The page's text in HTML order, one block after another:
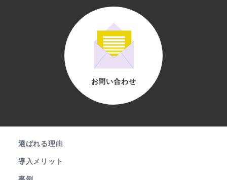
お問い合わせ
選ばれる理由
導入メリット